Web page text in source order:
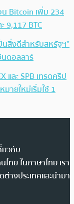
Bitcoin เพิ่ม 234
9,117 BTC
นสิ่งดีสำหรับสหรัฐฯ”
นดอลลาร์
และ SPB เทรดคริป
ายใหม่เริ่มใช้ 1
ยวกับ
ทย ในภาษาไทย เรา
างประเทศและนำมา